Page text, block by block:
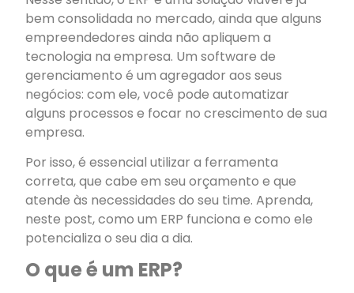
bem consolidada no mercado, ainda que alguns
empreendedores ainda não apliquem a
tecnologia na empresa. Um software de
gerenciamento é um agregador aos seus
negócios: com ele, você pode automatizar
alguns processos e focar no crescimento de sua
empresa.
Por isso, é essencial utilizar a ferramenta
correta, que cabe em seu orçamento e que
atende às necessidades do seu time. Aprenda,
neste post, como um ERP funciona e como ele
potencializa o seu dia a dia.
O que é um ERP?